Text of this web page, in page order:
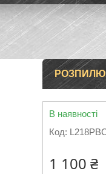
В наявності
Код:
1 100 ₴